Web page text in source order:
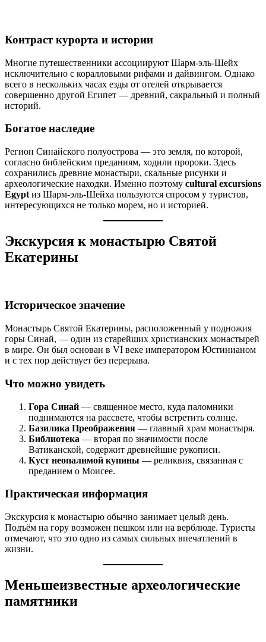
Контраст курорта и истории
Многие путешественники ассоциируют Шарм-эль-Шейх
исключительно с коралловыми рифами и дайвингом. Однако
всего в нескольких часах езды от отелей открывается
совершенно другой Египет — древний, сакральный и полный
историй.
Богатое наследие
Регион Синайского полуострова — это земля, по которой,
согласно библейским преданиям, ходили пророки. Здесь
сохранились древние монастыри, скальные рисунки и
археологические находки. Именно поэтому cultural excursions
Egypt из Шарм-эль-Шейха пользуются спросом у туристов,
интересующихся не только морем, но и историей.
Экскурсия к монастырю Святой
Екатерины
Историческое значение
Монастырь Святой Екатерины, расположенный у подножия
горы Синай, — один из старейших христианских монастырей
в мире. Он был основан в VI веке императором Юстинианом
и с тех пор действует без перерыва.
Что можно увидеть
Гора Синай — священное место, куда паломники
поднимаются на рассвете, чтобы встретить солнце.
Базилика Преображения — главный храм монастыря.
Библиотека — вторая по значимости после
Ватиканской, содержит древнейшие рукописи.
Куст неопалимой купины — реликвия, связанная с
преданием о Моисее.
Практическая информация
Экскурсия к монастырю обычно занимает целый день.
Подъём на гору возможен пешком или на верблюде. Туристы
отмечают, что это одно из самых сильных впечатлений в
жизни.
Меньшеизвестные археологические
памятники